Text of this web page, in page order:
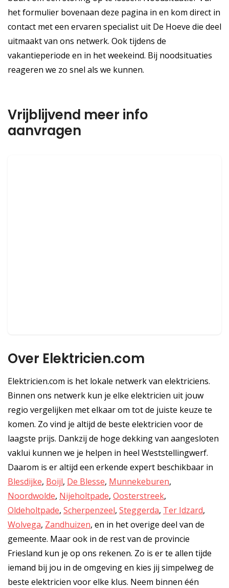
het formulier bovenaan deze pagina in en kom direct in
contact met een ervaren specialist uit De Hoeve die deel
uitmaakt van ons netwerk. Ook tijdens de
vakantieperiode en in het weekeind. Bij noodsituaties
reageren we zo snel als we kunnen.
Vrijblijvend meer info
aanvragen
Over Elektricien.com
Elektricien.com is het lokale netwerk van elektriciens.
Binnen ons netwerk kun je elke elektricien uit jouw
regio vergelijken met elkaar om tot de juiste keuze te
komen. Zo vind je altijd de beste elektricien voor de
laagste prijs. Dankzij de hoge dekking van aangesloten
vaklui kunnen we je helpen in heel Weststellingwerf.
Daarom is er altijd een erkende expert beschikbaar in
Blesdijke, Boijl, De Blesse, Munnekeburen,
Noordwolde, Nijeholtpade, Oosterstreek,
Oldeholtpade, Scherpenzeel, Steggerda, Ter Idzard,
Wolvega, Zandhuizen, en in het overige deel van de
gemeente. Maar ook in de rest van de provincie
Friesland kun je op ons rekenen. Zo is er te allen tijde
iemand bij jou in de omgeving en kies jij simpelweg de
beste elektricien voor elke klus. Neem binnen één